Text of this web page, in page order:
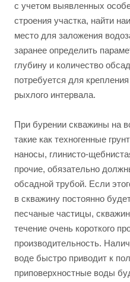
с учетом выявленных
строения участка, найти
место для заложения
заранее определить
глубину и количество
потребуется для
рыхлого интервала.
При бурении скважины на
такие как техногенные
наносы, глинисто-
прочие, обязательно
обсадной трубой. Если
в скважину постоянно
песчаные частицы,
течение очень короткого
производительность.
воде быстро приводит к
приповерхностные воды